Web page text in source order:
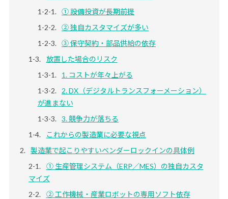
① 設備投資が長期前提
② 独自カスタマイズが多い
③ 保守契約・部品供給の依存
放置した場合のリスク
1. コストが年々上がる
2. DX（デジタルトランスフォーメーション）
が進まない
3. 競争力が落ちる
これからの製造業に必要な視点
製造業で起こりやすいベンダーロックインの具体例
① 生産管理システム（ERP／MES）の独自カスタ
マイズ
② 工作機械・産業ロボットの専用ソフト依存